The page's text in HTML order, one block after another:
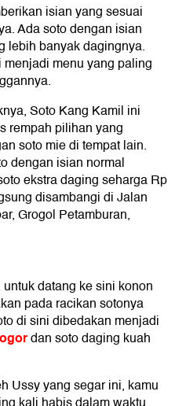
isian yang sesuai
Ada soto dengan isian
lebih banyak dagingnya.
menu yang paling
Soto Kang Kamil ini
rempah pilihan yang
soto mie di tempat lain.
dengan isian normal
ekstra daging seharga Rp
disambangi di Jalan
Grogol Petamburan,
datang ke sini konon
pada racikan sotonya
di sini dibedakan menjadi
dan soto daging kuah
Ussy yang segar ini, kamu